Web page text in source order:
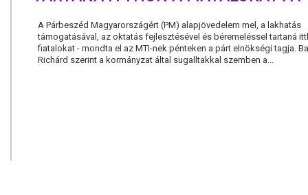
A Párbeszéd Magyarországért (PM) alapjövedelem mel, a lakhatás
támogatásával, az oktatás fejlesztésével és béremeléssel tartaná
fiatalokat - mondta el az MTI-nek pénteken a párt elnökségi tagja.
Richárd szerint a kormányzat által sugalltakkal szemben a...